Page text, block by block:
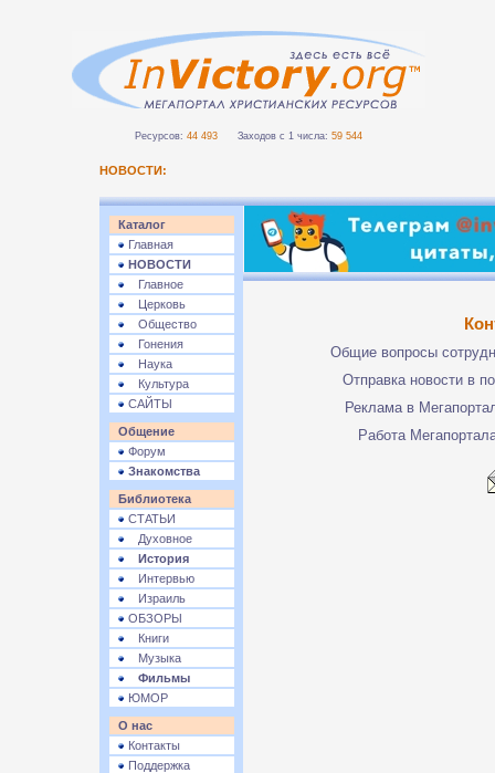
Ресурсов: 44 493 Заходов с 1 числа: 59 544
НОВОСТИ:
Каталог
Главная
НОВОСТИ
Главное
Церковь
Общество
Гонения
Наука
Культура
САЙТЫ
Общение
Форум
Знакомства
Библиотека
СТАТЬИ
Духовное
История
Интервью
Израиль
ОБЗОРЫ
Книги
Музыка
Фильмы
ЮМОР
О нас
Контакты
Поддержка
Общие вопросы
Отправка новости в
Реклама в
Работа